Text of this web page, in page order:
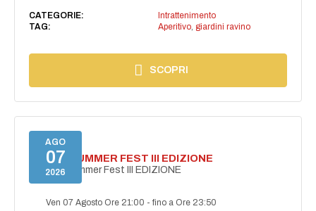
CATEGORIE:
Intrattenimento
TAG:
Aperitivo, giardini ravino
SCOPRI
AGO
07
2026
PANZA SUMMER FEST III EDIZIONE
PANZA Summer Fest III EDIZIONE
Ven 07 Agosto Ore 21:00 -fino a Ore 23:50